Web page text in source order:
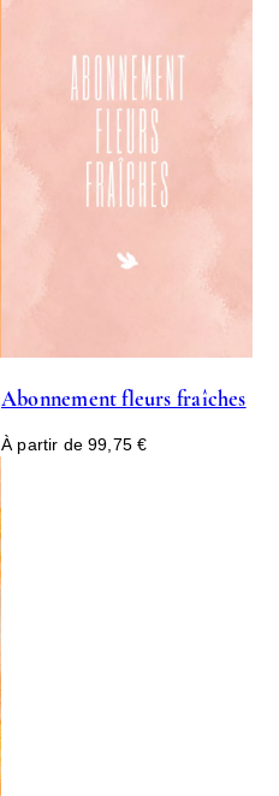
Abonnement fleurs fraîches
À partir de99,75€